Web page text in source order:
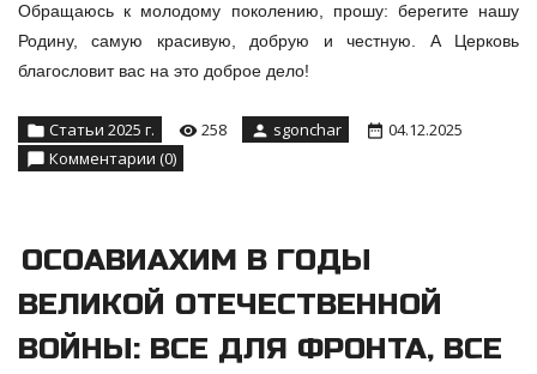
Обращаюсь к молодому поколению, прошу: берегите нашу
Родину, самую красивую, добрую и честную. А Церковь
благословит вас на это доброе дело!
Статьи 2025 г. 258 sgonchar
04.12.2025
Комментарии (0)
ОСОАВИАХИМ В ГОДЫ
ВЕЛИКОЙ ОТЕЧЕСТВЕННОЙ
ВОЙНЫ: ВСЕ ДЛЯ ФРОНТА, ВСЕ